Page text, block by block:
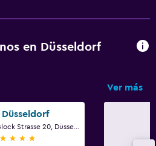
en Düsseldorf
Ver más